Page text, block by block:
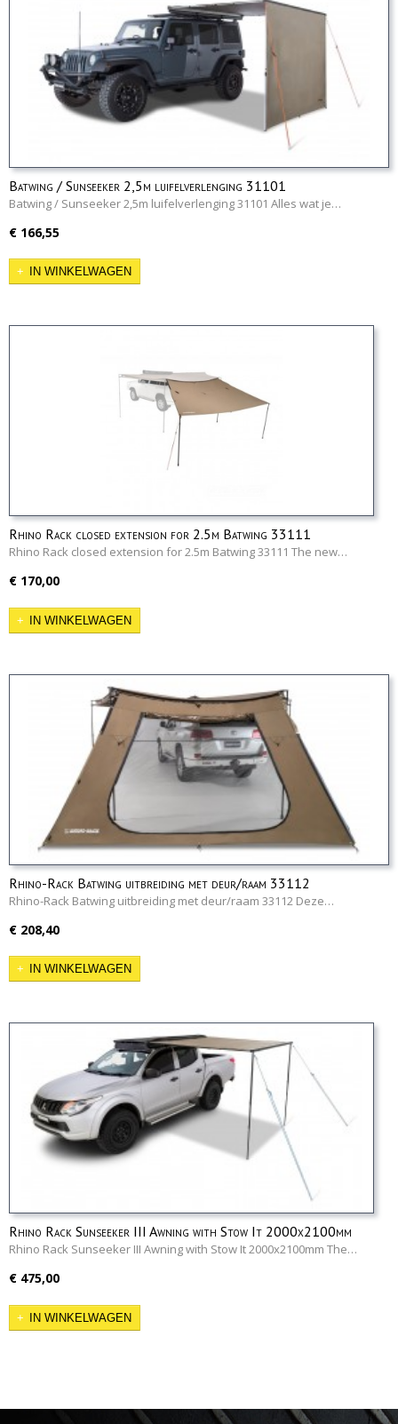
Batwing / Sunseeker 2,5m luifelverlenging 31101
Batwing / Sunseeker 2,5m luifelverlenging 31101 Alles wat je…
€ 166,55
IN WINKELWAGEN
Rhino Rack closed extension for 2.5m Batwing 33111
Rhino Rack closed extension for 2.5m Batwing 33111 The new…
€ 170,00
IN WINKELWAGEN
Rhino-Rack Batwing uitbreiding met deur/raam 33112
Rhino-Rack Batwing uitbreiding met deur/raam 33112 Deze…
€ 208,40
IN WINKELWAGEN
Rhino Rack Sunseeker III Awning with Stow It 2000x2100mm
Rhino Rack Sunseeker III Awning with Stow It 2000x2100mm The…
€ 475,00
IN WINKELWAGEN